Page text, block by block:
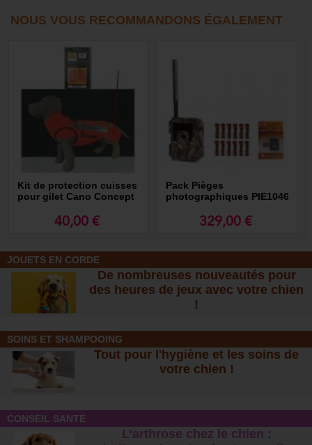
NOUS VOUS RECOMMANDONS ÉGALEMENT
Kit de protection cuisses
pour gilet Cano Concept
40,00 €
Pack Pièges
photographiques PIE1046
329,00 €
JOUETS EN CORDE
De nombreuses nouveautés pour
des heures de jeux avec votre chien
!
SOINS ET SHAMPOOING
Tout pour l'hygiène et les soins de
votre chien !
CONSEIL SANTÉ
L’arthrose chez le chien :